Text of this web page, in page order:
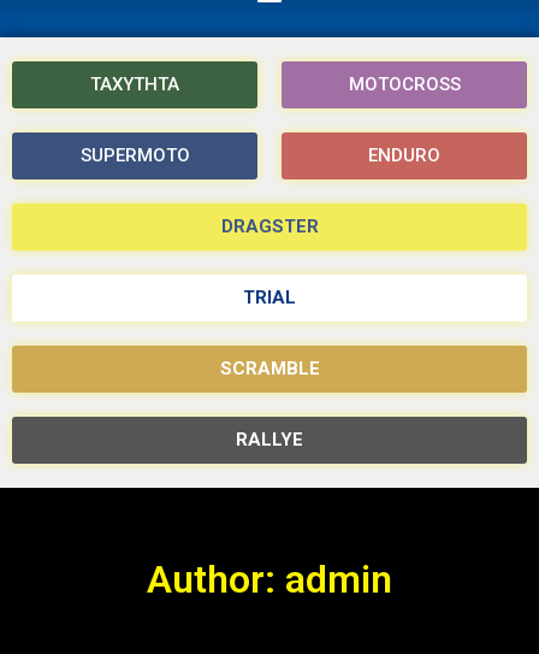
ΤΑΧΥΤΗΤΑ MOTOCROSS
SUPERMOTO ENDURO
DRAGSTER
TRIAL
SCRAMBLE
RALLYE
Author: admin